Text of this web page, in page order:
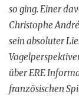
so ging. Einer
Christophe
sein absoluter
über ERE
französischen